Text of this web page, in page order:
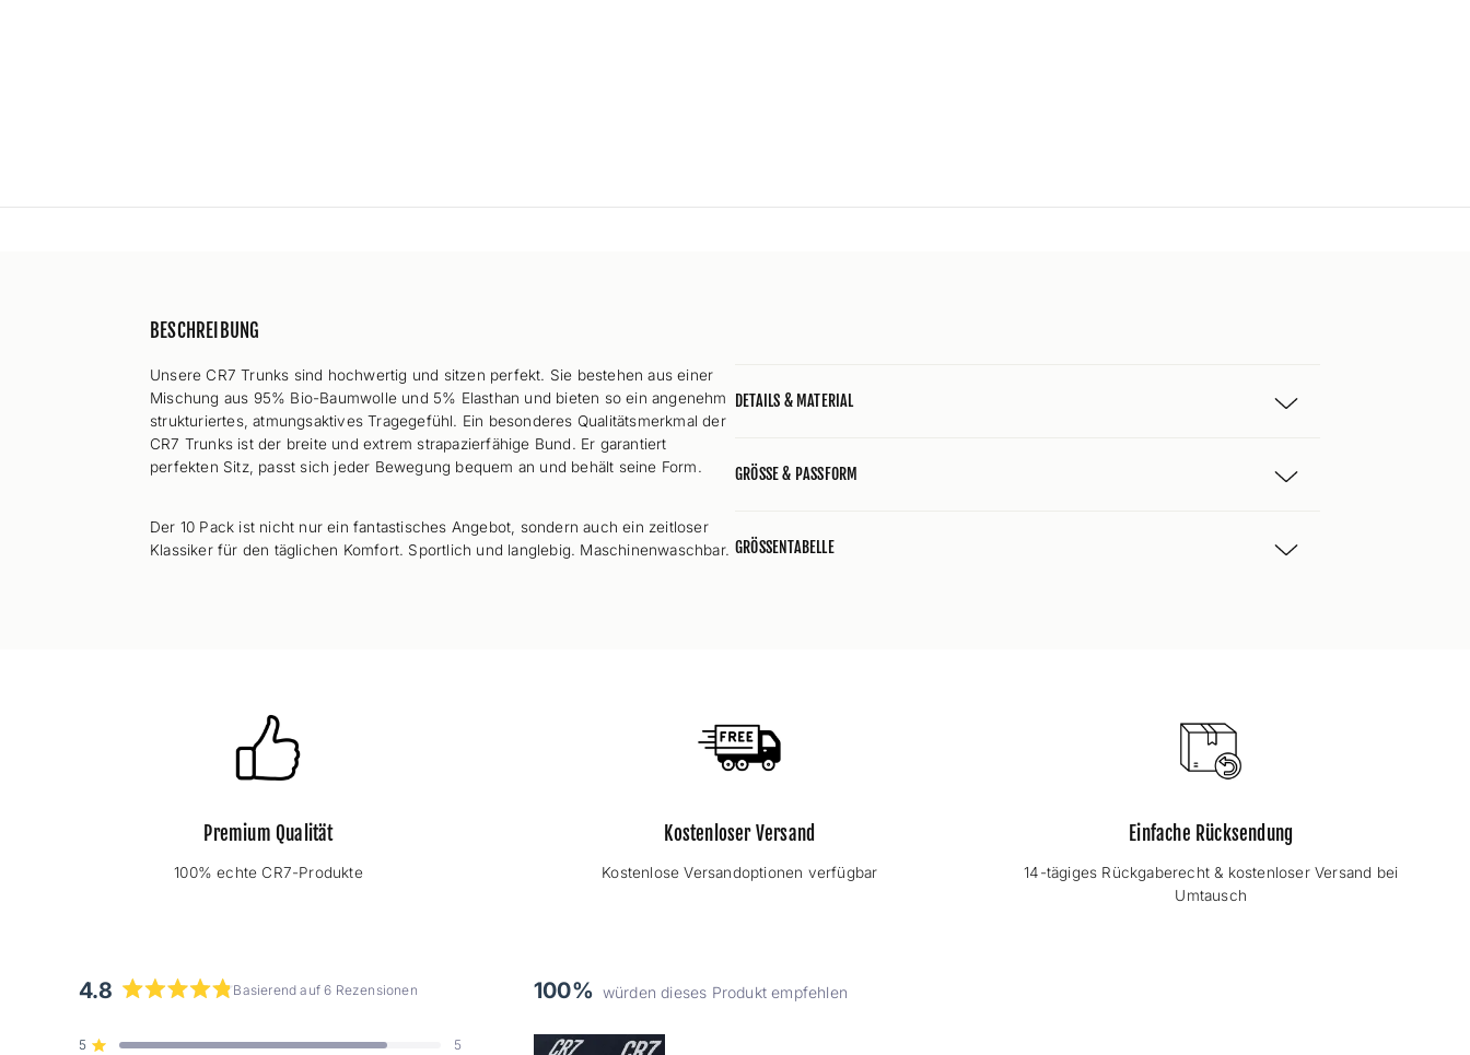
BESCHREIBUNG
Unsere CR7 Trunks sind hochwertig und sitzen perfekt. Sie bestehen aus einer
Mischung aus 95% Bio-Baumwolle und 5% Elasthan und bieten so ein angenehm
strukturiertes, atmungsaktives Tragegefühl. Ein besonderes Qualitätsmerkmal der
CR7 Trunks ist der breite und extrem strapazierfähige Bund. Er garantiert
perfekten Sitz, passt sich jeder Bewegung bequem an und behält seine Form.
Der 10 Pack ist nicht nur ein fantastisches Angebot, sondern auch ein zeitloser
Klassiker für den täglichen Komfort. Sportlich und langlebig. Maschinenwaschbar.
DETAILS & MATERIAL
GRÖSSE & PASSFORM
GRÖSSENTABELLE
Premium Qualität
100% echte CR7-Produkte
Kostenloser Versand
Kostenlose Versandoptionen verfügbar
Einfache Rücksendung
14-tägiges Rückgaberecht & kostenloser Versand bei
Umtausch
4.8 Basierend auf 6 Rezensionen
5 Mit von 5 Sternen bewertet 5
100% würden dieses Produkt empfehlen